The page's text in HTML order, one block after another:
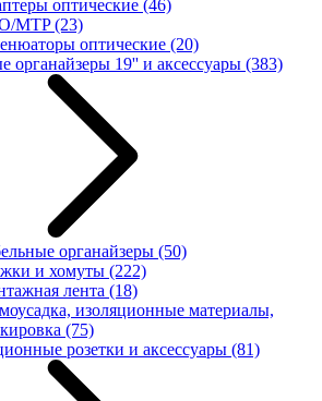
оптические (46)
MTP(23)
оптические (20)
органайзеры 19'' и аксессуары (383)
органайзеры (50)
и хомуты (222)
лента (18)
изоляционные материалы,
(75)
розетки и аксессуары (81)